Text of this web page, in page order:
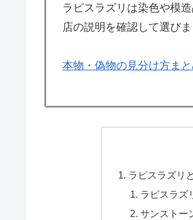
ラピスラズリは染色や模
店の説明を確認して選びま
本物・偽物の見分け方ま
ラピスラズリ
ラピスラズ
サンストー